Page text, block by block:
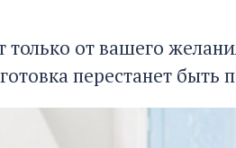
только от вашего
перестанет быть